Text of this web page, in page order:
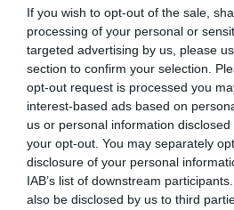
If you wish to opt-out of the sale,
processing of your personal or
targeted advertising by us, please
section to confirm your selection.
opt-out request is processed you
interest-based ads based on
us or personal information
your opt-out. You may separately
disclosure of your personal
IAB’s list of downstream
also be disclosed by us to third
feladatokattalálhatsz!